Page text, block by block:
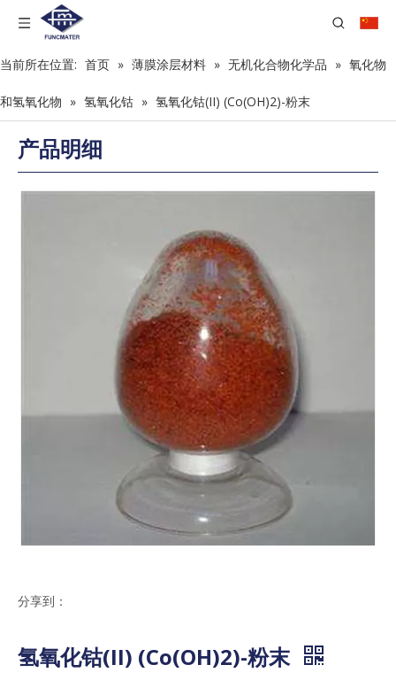
当前所在位置: 首页 » 薄膜涂层材料 » 无机化合物化学品 » 氧化物
和氢氧化物 » 氢氧化钴 » 氢氧化钴(II) (Co(OH)2)-粉末
产品明细
分享到：
氢氧化钴(II) (Co(OH)2)-粉末